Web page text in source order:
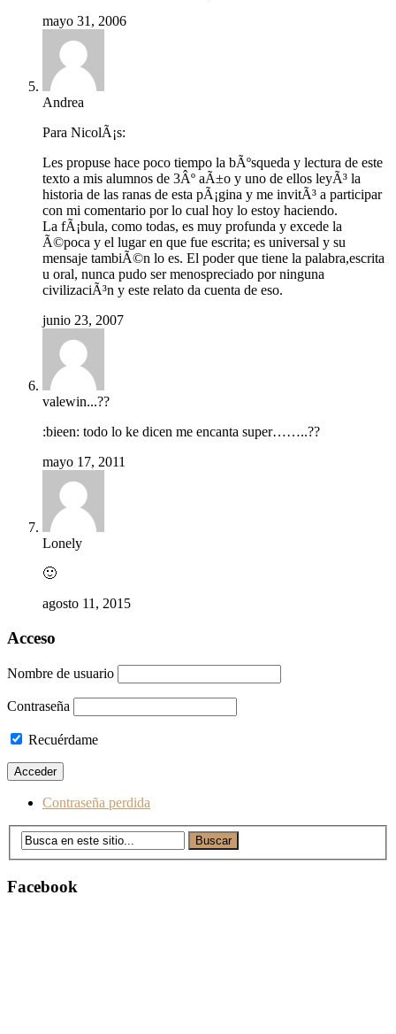
mayo 31, 2006
Andrea
Para NicolÃ¡s:
Les propuse hace poco tiempo la bÃºsqueda y lectura de este
texto a mis alumnos de 3Âº aÃ±o y uno de ellos leyÃ³ la
historia de las ranas de esta pÃ¡gina y me invitÃ³ a participar
con mi comentario por lo cual hoy lo estoy haciendo.
La fÃ¡bula, como todas, es muy profunda y excede la
Ã©poca y el lugar en que fue escrita; es universal y su
mensaje tambiÃ©n lo es. El poder que tiene la palabra,escrita
u oral, nunca pudo ser menospreciado por ninguna
civilizaciÃ³n y este relato da cuenta de eso.
junio 23, 2007
valewin...??
:bieen: todo lo ke dicen me encanta super……..??
mayo 17, 2011
Lonely
🙂
agosto 11, 2015
Acceso
Nombre de usuario
Contraseña
Recuérdame
Contraseña perdida
Facebook